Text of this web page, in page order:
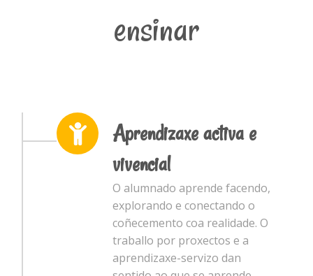
ensinar
Aprendizaxe activa e
vivencial
O alumnado aprende facendo,
explorando e conectando o
coñecemento coa realidade. O
traballo por proxectos e a
aprendizaxe-servizo dan